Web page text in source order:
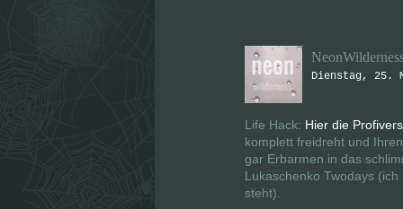
Dienstag, 25.
Life Hack: Hier die
komplett freidreht und
gar Erbarmen in das
Lukaschenko Twodays
steht).